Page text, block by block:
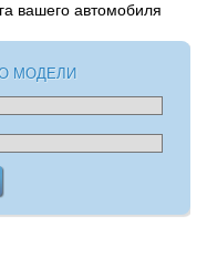
вашего автомобиля
МОДЕЛИ